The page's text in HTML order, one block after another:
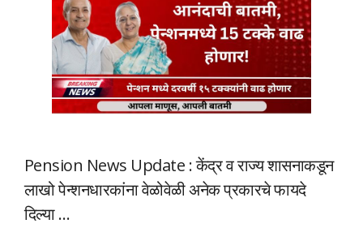
Pension News Update : केंद्र व राज्य शासनाकडून
लाखो पेन्शनधारकांना वेळोवेळी अनेक प्रकारचे फायदे
दिल्या …